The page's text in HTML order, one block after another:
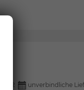
27002
unverbindliche